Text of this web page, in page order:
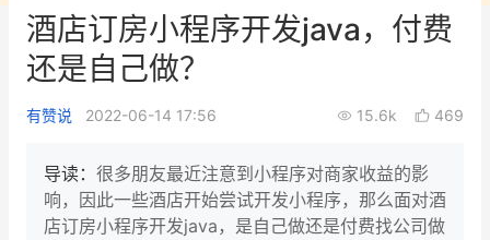
新零售大会 新零售茶会
增长产品指南
酒店订房小程序开发java，付费
还是自己做？
有赞说 2022-06-14 17:56 15.6k 469
导读： 很多朋友最近注意到小程序对商家收益的影
响，因此一些酒店开始尝试开发小程序，那么面对酒
店订房小程序开发java，是自己做还是付费找公司做